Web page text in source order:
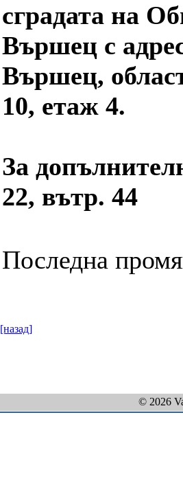
сградата на
Вършец с
Вършец,
10, етаж 4.
За
22, вътр. 44
Последна
[назад]
© 2026